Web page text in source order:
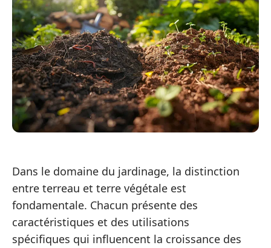
Dans le domaine du jardinage, la distinction
entre terreau et terre végétale est
fondamentale. Chacun présente des
caractéristiques et des utilisations
spécifiques qui influencent la croissance des